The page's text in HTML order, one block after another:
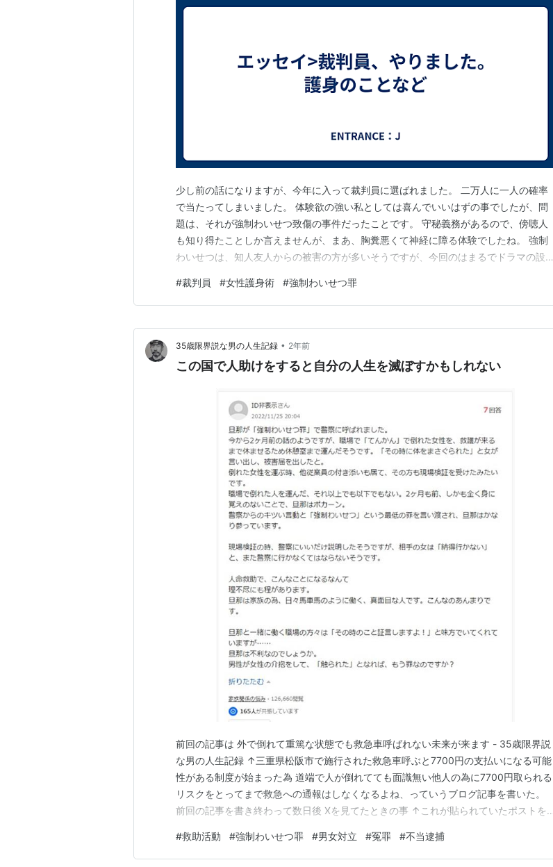
少し前の話になりますが、今年に入って裁判員に選ばれました。 二万人に一人の確率
で当たってしまいました。 体験欲の強い私としては喜んでいいはずの事でしたが、問
題は、それが強制わいせつ致傷の事件だったことです。 守秘義務があるので、傍聴人
も知り得たことしか言えませんが、まあ、胸糞悪くて神経に障る体験でしたね。 強制
わいせつは、知人友人からの被害の方が多いそうですが、今回のはまるでドラマの設定
っても、弁解の余地はないはずなのに、被告は「わいせつ目的」を頑なに否定している
という面倒くさい事件でした。 裁判が終わってから、イン…
#裁判員 #女性護身術 #強制わいせつ罪
35歳限界説な男の人生記録 • 2年前
この国で人助けをすると自分の人生を滅ぼすかもしれない
前回の記事は 外で倒れて重篤な状態でも救急車呼ばれない未来が来ます - 35歳限界説
な男の人生記録 ↑三重県松阪市で施行された救急車呼ぶと7700円の支払いになる可能
性がある制度が始まった為 道端で人が倒れてても面識無い他人の為に7700円取られる
リスクをとってまで救急への通報はしなくなるよね、っていうブログ記事を書いた。
前回の記事を書き終わって数日後 Xを見てたときの事 ↑これが貼られていたポストを
性を運んだ 同じ職場の人も見てたり付き添う従業員も居た 救助した２ヶ月後に「強制
わいせつ罪」で警察から呼ばれて事…
#救助活動 #強制わいせつ罪 #男女対立 #冤罪 #不当逮捕